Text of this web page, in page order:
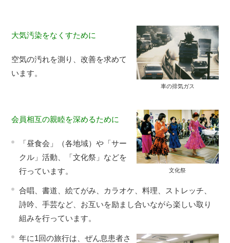
車の排気ガス
大気汚染をなくすために
空気の汚れを測り、改善を求めて
います。
文化祭
会員相互の親睦を深めるために
「昼食会」（各地域）や「サー
クル」活動、「文化祭」などを
行っています。
合唱、書道、絵てがみ、カラオケ、料理、ストレッチ、
詩吟、手芸など、お互いを励まし合いながら楽しい取り
組みを行っています。
年に1回の旅行は、ぜん息患者さ